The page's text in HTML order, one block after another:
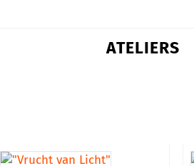
ATELIERS